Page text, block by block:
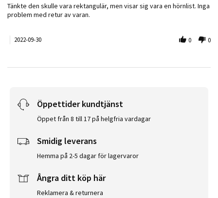
Review by Jonas O. on 30 Sep 2022
review stating Smyglist.
Tänkte den skulle vara rektangulär, men visar sig vara en hörnlist. Inga
problem med retur av varan.
2022-09-30 0 0
Öppettider kundtjänst
Öppet från 8 till 17 på helgfria vardagar
Smidig leverans
Hemma på 2-5 dagar för lagervaror
Ångra ditt köp här
Reklamera & returnera